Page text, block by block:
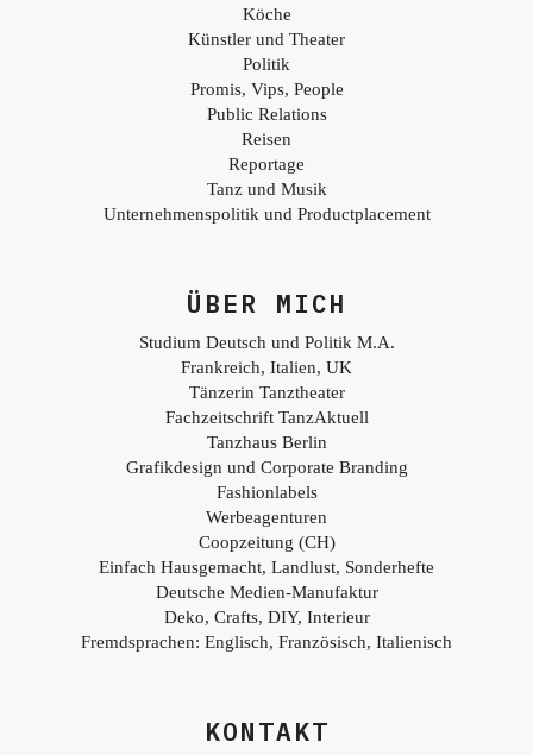
Köche
Künstler und Theater
Politik
Promis, Vips, People
Public Relations
Reisen
Reportage
Tanz und Musik
Unternehmenspolitik und Productplacement
ÜBER MICH
Studium Deutsch und Politik M.A.
Frankreich, Italien, UK
Tänzerin Tanztheater
Fachzeitschrift TanzAktuell
Tanzhaus Berlin
Grafikdesign und Corporate Branding
Fashionlabels
Werbeagenturen
Coopzeitung (CH)
Einfach Hausgemacht, Landlust, Sonderhefte
Deutsche Medien-Manufaktur
Deko, Crafts, DIY, Interieur
Fremdsprachen: Englisch, Französisch, Italienisch
KONTAKT